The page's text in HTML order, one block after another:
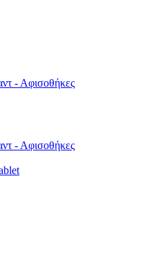
- Αφισοθήκες
- Αφισοθήκες